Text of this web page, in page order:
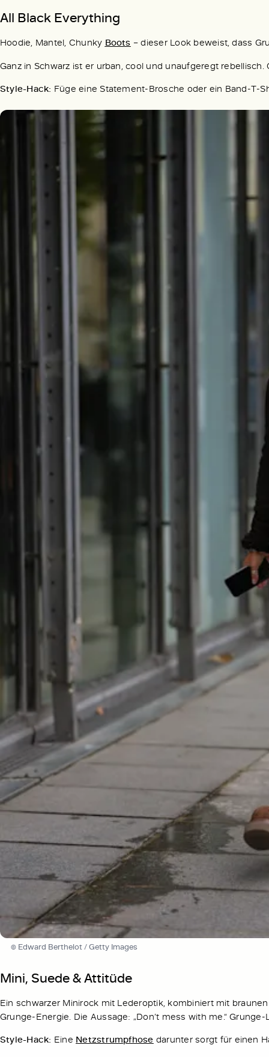
All Black Everything
Hoodie, Mantel, Chunky Boots – dieser Look beweist, dass
Ganz in Schwarz ist er urban, cool und unaufgeregt
Style-Hack: Füge eine Statement-Brosche oder ein Band-T-
© Edward Berthelot / Getty Images
Mini, Suede & Attitüde
Ein schwarzer Minirock mit Lederoptik, kombiniert mit
Grunge-Energie. Die Aussage: „Don’t mess with me.“
Style-Hack: Eine Netzstrumpfhose darunter sorgt für einen